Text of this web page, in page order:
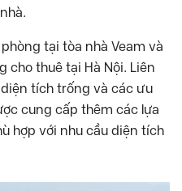
tại tòa nhà Veam và
cho thuê tại Hà Nội. Liên
tích trống và các ưu
cung cấp thêm các lựa
hợp với nhu cầu diện tích